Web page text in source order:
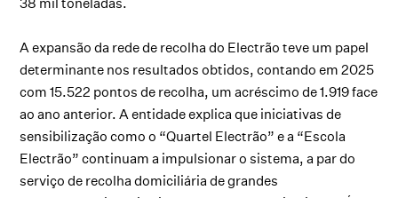
A expansão da rede de recolha do Electrão teve um papel
determinante nos resultados obtidos, contando em 2025
com 15.522 pontos de recolha, um acréscimo de 1.919 face
ao ano anterior. A entidade explica que iniciativas de
sensibilização como o “Quartel Electrão” e a “Escola
Electrão” continuam a impulsionar o sistema, a par do
serviço de recolha domiciliária de grandes